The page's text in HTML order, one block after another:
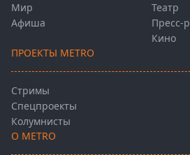
Мир
Афиша
Театр
Пресс-
Кино
ПРОЕКТЫ METRO
Стримы
Спецпроекты
Колумнисты
О METRO